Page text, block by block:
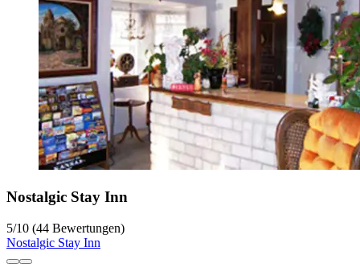
Nostalgic Stay Inn
5/10 (44 Bewertungen)
Nostalgic Stay Inn